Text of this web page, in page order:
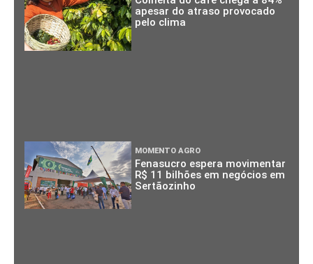
apesar do atraso provocado
pelo clima
MOMENTO AGRO
Fenasucro espera movimentar
R$ 11 bilhões em negócios em
Sertãozinho